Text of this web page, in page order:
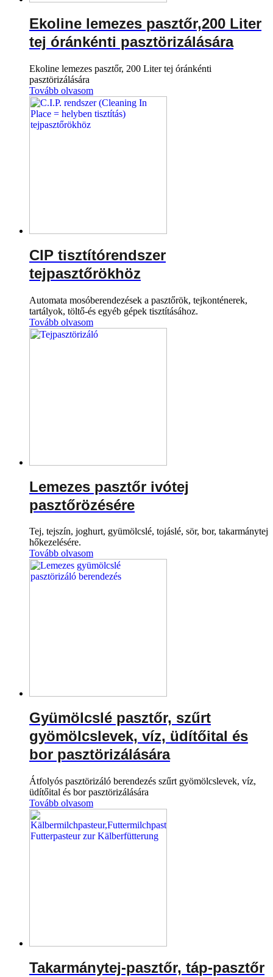
Ekoline lemezes pasztőr,200 Liter
tej óránkénti pasztörizálására
Ekoline lemezes pasztőr, 200 Liter tej óránkénti
pasztörizálására
Tovább olvasom
CIP tisztítórendszer
tejpasztőrökhöz
Automata mosóberendezések a pasztőrök, tejkonténerek,
tartályok, töltő-és egyéb gépek tisztításához.
Tovább olvasom
Lemezes pasztőr ivótej
pasztőrözésére
Tej, tejszín, joghurt, gyümölcslé, tojáslé, sör, bor, takarmánytej
hőkezelésére.
Tovább olvasom
Gyümölcslé pasztőr, szűrt
gyömölcslevek, víz, üdítőital és
bor pasztörizálására
Átfolyós pasztörizáló berendezés szűrt gyömölcslevek, víz,
üdítőital és bor pasztörizálására
Tovább olvasom
Takarmánytej-pasztőr, táp-pasztőr